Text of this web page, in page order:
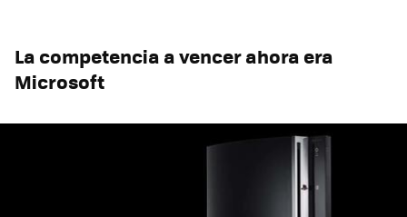
La competencia a vencer ahora era
Microsoft